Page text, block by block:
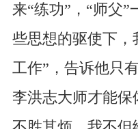
来“练功”，“师父
些思想的驱使下，
工作”，告诉他只
李洪志大师才能保